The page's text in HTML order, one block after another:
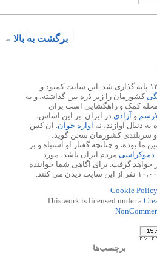
برگشت به بالا
فضول محله در ۱۳ اسفند ۱۳۸۷ پایه گذاری شد. این سایت کمبود و
کشورمان را زیر ذره بین گذاشته، و به
کمک و راهگشایی است برای
و آزادی در ایران. بر این اساس،
دنبال آوازند، نه آوازه خوان . آن کس
سربلندی کشورمان سخن گوید،
بوده، و چنانچه گفتار او اشتباه و بر
دموکراسی مردم ایران باشد، مورد
خواهد گرفت. برای آگاهی شما خواننده
Cookie Policy
This work is licensed under a
برچسب‌ها